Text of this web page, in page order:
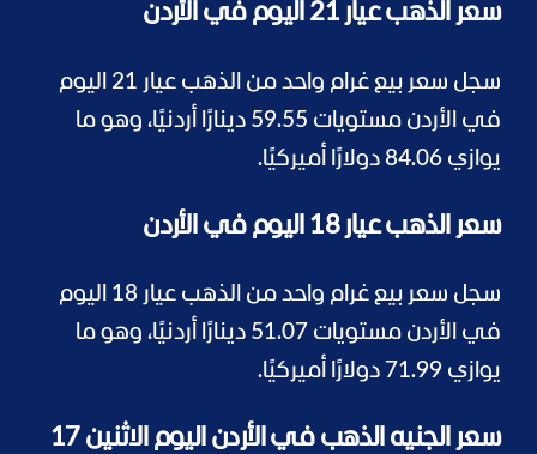
سعر الذهب عيار 21 اليوم في الأردن
سجل سعر بيع غرام واحد من الذهب عيار 21 اليوم
في الأردن مستويات 59.55 دينارًا أردنيًا، وهو ما
يوازي 84.06 دولارًا أميركيًا.
سعر الذهب عيار 18 اليوم في الأردن
سجل سعر بيع غرام واحد من الذهب عيار 18 اليوم
في الأردن مستويات 51.07 دينارًا أردنيًا، وهو ما
يوازي 71.99 دولارًا أميركيًا.
سعر الجنيه الذهب في الأردن اليوم الاثنين 17